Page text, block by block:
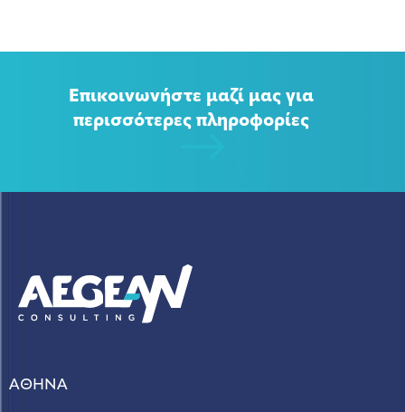
Επικοινωνήστε μαζί μας για
περισσότερες πληροφορίες
ΑΘΗΝΑ